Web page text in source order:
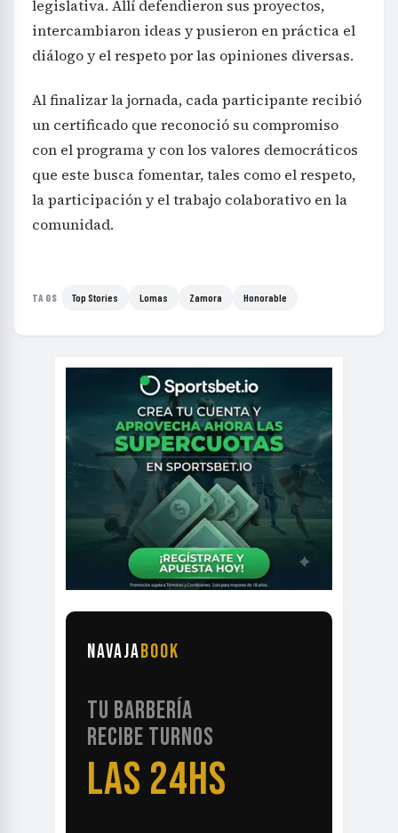
legislativa. Allí defendieron sus proyectos,
intercambiaron ideas y pusieron en práctica el
diálogo y el respeto por las opiniones diversas.
Al finalizar la jornada, cada participante recibió
un certificado que reconoció su compromiso
con el programa y con los valores democráticos
que este busca fomentar, tales como el respeto,
la participación y el trabajo colaborativo en la
comunidad.
TAGS Top Stories Lomas Zamora Honorable
NAVAJABOOK
TU BARBERÍA
RECIBE TURNOS
LAS 24HS